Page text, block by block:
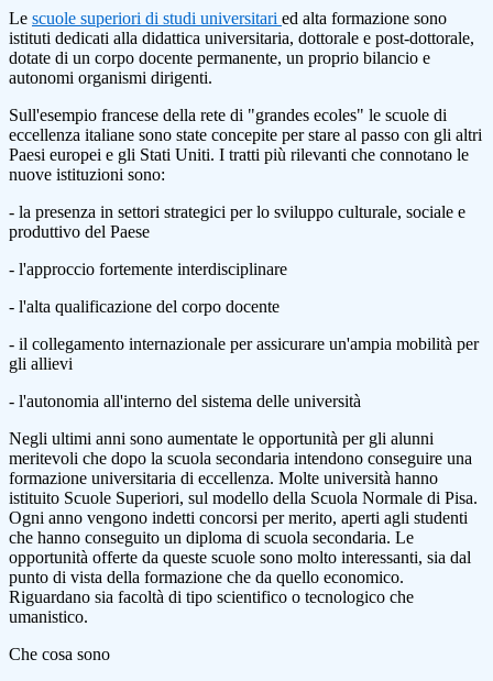
Le scuole superiori di studi universitari ed alta formazione sono
istituti dedicati alla didattica universitaria, dottorale e post-dottorale,
dotate di un corpo docente permanente, un proprio bilancio e
autonomi organismi dirigenti.
Sull'esempio francese della rete di "grandes ecoles" le scuole di
eccellenza italiane sono state concepite per stare al passo con gli altri
Paesi europei e gli Stati Uniti. I tratti più rilevanti che connotano le
nuove istituzioni sono:
- la presenza in settori strategici per lo sviluppo culturale, sociale e
produttivo del Paese
- l'approccio fortemente interdisciplinare
- l'alta qualificazione del corpo docente
- il collegamento internazionale per assicurare un'ampia mobilità per
gli allievi
- l'autonomia all'interno del sistema delle università
Negli ultimi anni sono aumentate le opportunità per gli alunni
meritevoli che dopo la scuola secondaria intendono conseguire una
formazione universitaria di eccellenza. Molte università hanno
istituito Scuole Superiori, sul modello della Scuola Normale di Pisa.
Ogni anno vengono indetti concorsi per merito, aperti agli studenti
che hanno conseguito un diploma di scuola secondaria. Le
opportunità offerte da queste scuole sono molto interessanti, sia dal
punto di vista della formazione che da quello economico.
Riguardano sia facoltà di tipo scientifico o tecnologico che
umanistico.
Che cosa sono